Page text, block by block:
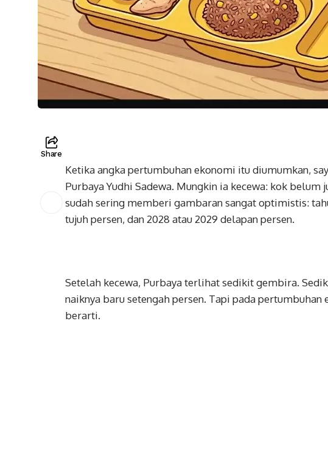
Share
Ketika angka pertumbuhan ekonomi itu diumumkan,
Purbaya Yudhi Sadewa. Mungkin ia kecewa: kok belum
sudah sering memberi gambaran sangat optimistis:
tujuh persen, dan 2028 atau 2029 delapan persen.
Setelah kecewa, Purbaya terlihat sedikit gembira.
naiknya baru setengah persen. Tapi pada
berarti.